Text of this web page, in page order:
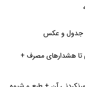
جدول و عکس
تا هشدارهای مصرف +